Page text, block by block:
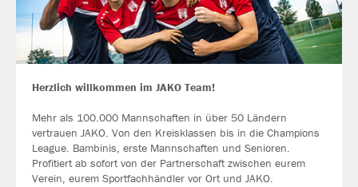
Herzlich willkommen im JAKO Team!
Mehr als 100.000 Mannschaften in über 50 Ländern
vertrauen JAKO. Von den Kreisklassen bis in die Champions
League. Bambinis, erste Mannschaften und Senioren.
Profitiert ab sofort von der Partnerschaft zwischen eurem
Verein, eurem Sportfachhändler vor Ort und JAKO.